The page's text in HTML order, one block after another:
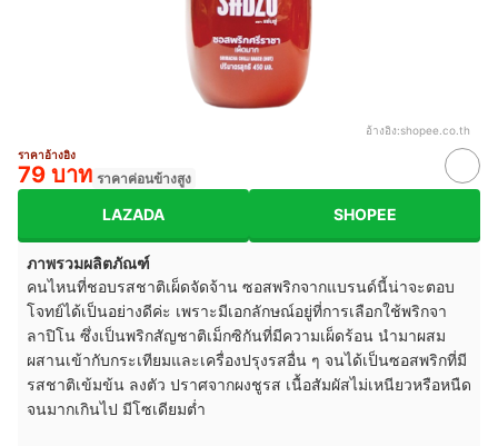
อ้างอิง:shopee.co.th
ราคาอ้างอิง
79 บาท ราคาค่อนข้างสูง
LAZADA SHOPEE
ภาพรวมผลิตภัณฑ์
คนไหนที่ชอบรสชาติเผ็ดจัดจ้าน ซอสพริกจากแบรนด์นี้น่าจะตอบ
โจทย์ได้เป็นอย่างดีค่ะ เพราะมีเอกลักษณ์อยู่ที่การเลือกใช้พริกจา
ลาปิโน ซึ่งเป็นพริกสัญชาติเม็กซิกันที่มีความเผ็ดร้อน นำมาผสม
ผสานเข้ากับกระเทียมและเครื่องปรุงรสอื่น ๆ จนได้เป็นซอสพริกที่มี
รสชาติเข้มข้น ลงตัว ปราศจากผงชูรส เนื้อสัมผัสไม่เหนียวหรือหนืด
จนมากเกินไป มีโซเดียมต่ำ